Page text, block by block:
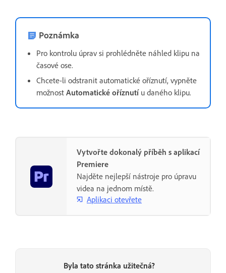
Poznámka
Pro kontrolu úprav si prohlédněte náhled klipu na
časové ose.
Chcete-li odstranit automatické oříznutí, vypněte
možnost Automatické oříznutíu daného klipu.
Vytvořte dokonalý příběh s aplikací
Premiere
Najděte nejlepší nástroje pro úpravu
videa na jednom místě.
Aplikaci otevřete
Byla tato stránka užitečná?